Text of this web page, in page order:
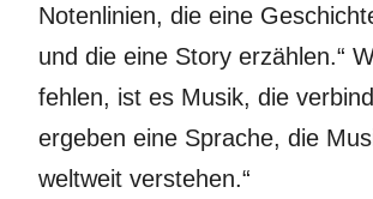
Notenlinien, die eine
und die eine Story erzählen.“
fehlen, ist es Musik, die
ergeben eine Sprache, die
weltweit verstehen.“